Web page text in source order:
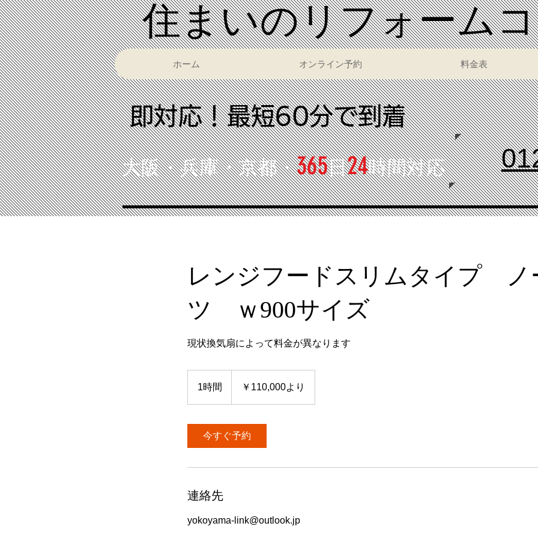
住まいのリフォーム
ホーム オンライン予約 料金表
​即対応！最短60分で到着
大阪・兵庫・京都・365日24時間対応
レンジフードスリムタイプ ノ
ツ ｗ900サイズ
現状換気扇によって料金が異なります
1時間 ￥110,000より
今すぐ予約
連絡先
yokoyama-link@outlook.jp